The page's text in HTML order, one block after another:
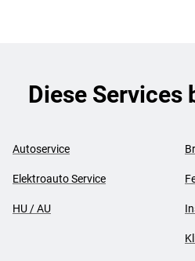
Diese Services
Autoservice
Elektroauto Service
HU / AU